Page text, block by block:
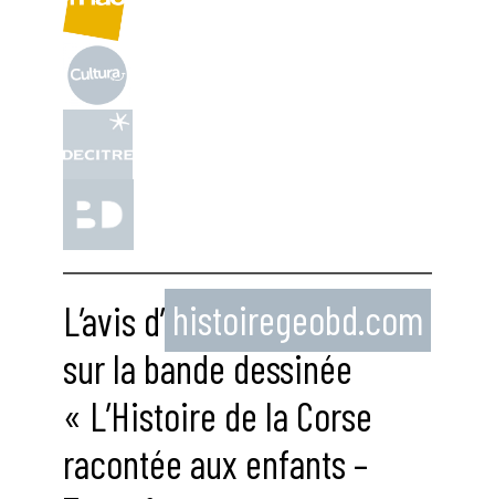
L’avis d’ histoiregeobd.com
sur la bande dessinée
« L’Histoire de la Corse
racontée aux enfants –